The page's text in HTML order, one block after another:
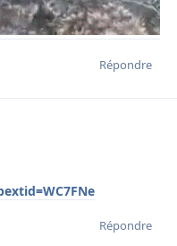
Répondre
Répondre